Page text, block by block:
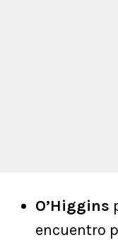
O’Higgins
encuentro